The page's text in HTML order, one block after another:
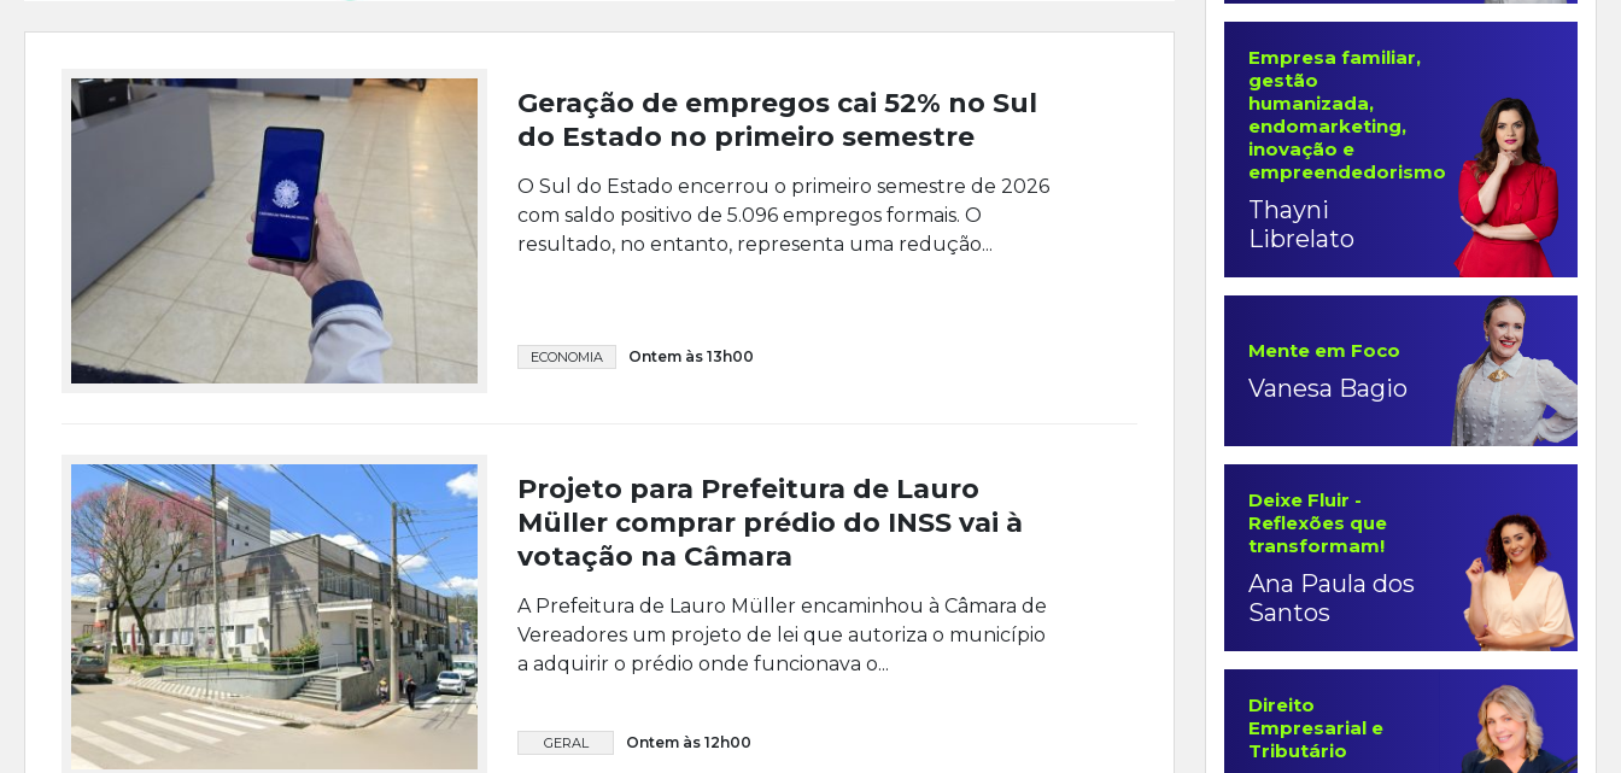
Geração de empregos cai 52% no Sul
do Estado no primeiro semestre
O Sul do Estado encerrou o primeiro semestre de 2026
com saldo positivo de 5.096 empregos formais. O
resultado, no entanto, representa uma redução...
ECONOMIA Ontem às 13h00
Projeto para Prefeitura de Lauro
Müller comprar prédio do INSS vai à
votação na Câmara
A Prefeitura de Lauro Müller encaminhou à Câmara de
Vereadores um projeto de lei que autoriza o município
a adquirir o prédio onde funcionava o...
GERAL Ontem às 12h00
Empresa familiar,
gestão
humanizada,
endomarketing,
inovação e
empreendedorismo
Thayni
Librelato
Mente em Foco
Vanesa Bagio
Deixe Fluir -
Reflexões que
transformam!
Ana Paula dos
Santos
Direito
Empresarial e
Tributário